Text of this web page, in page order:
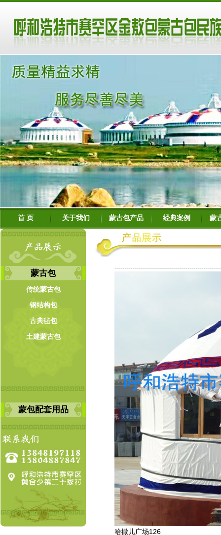
首 页 关于我们 蒙古包产品 经典案例 蒙
蒙古包
传统蒙古包
钢结构包
古典毡包
土建蒙古包
蒙包配套用品
哈撒儿广场126